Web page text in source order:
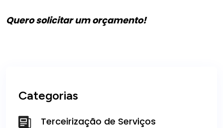
Quero solicitar umorçamento!
Categorias
Terceirização de Serviços